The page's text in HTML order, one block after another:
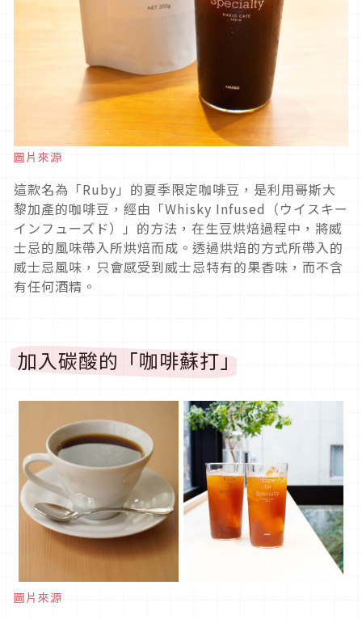
圖片來源
這款名為「Ruby」的夏季限定咖啡豆，是利用哥斯大
黎加產的咖啡豆，經由「Whisky Infused（ウイスキー
インフューズド）」的方法，在生豆烘焙過程中，將威
士忌的風味帶入所烘焙而成。透過烘焙的方式所帶入的
威士忌風味，只會感受到威士忌特有的果香味，而不含
有任何酒精。
加入碳酸的「咖啡蘇打」
圖片來源